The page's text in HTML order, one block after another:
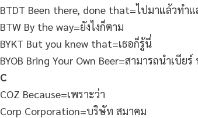
BTDT Been there, done that=ไปมาแล้วทำแ
BTW By the way=ยังไงก็ตาม
BYKT But you knew that=เธอก็รู้นี่
BYOB Bring Your Own Beer=สามารถนำเบี
C
COZ Because=เพราะว่า
Corp Corporation=บริษัท สมาคม